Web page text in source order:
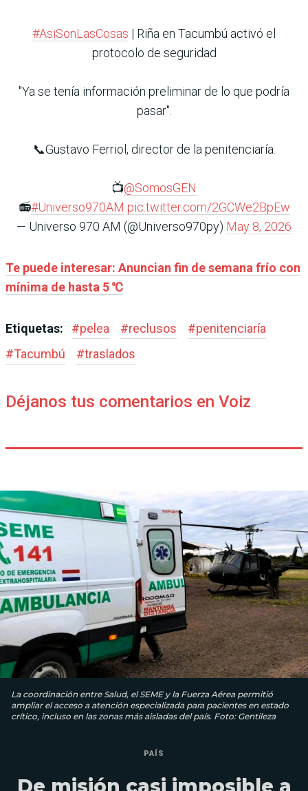
#AsiSonLasCosas | Riña en Tacumbú activó el
protocolo de seguridad
"Ya se tenía información preliminar de lo que podría
pasar".
📞Gustavo Ferriol, director de la penitenciaría.
📺@SomosGEN
📻#Universo970AM pic.twitter.com/2GCWe2BpEw
— Universo 970 AM (@Universo970py) May 8, 2026
Te puede interesar: Anuncian fin de semana frío con
mínima de hasta 5 ℃
Etiquetas: #pelea #reclusos #penitenciaría
#Tacumbú #traslados
Déjanos tus comentarios en Voiz
La coordinación entre Salud, el SEME y la Fuerza Aérea permitió
ampliar el acceso a atención especializada para pacientes en estado
crítico, incluso en las zonas más aisladas del país. Foto: Gentileza
PAÍS
De misión casi imposible a